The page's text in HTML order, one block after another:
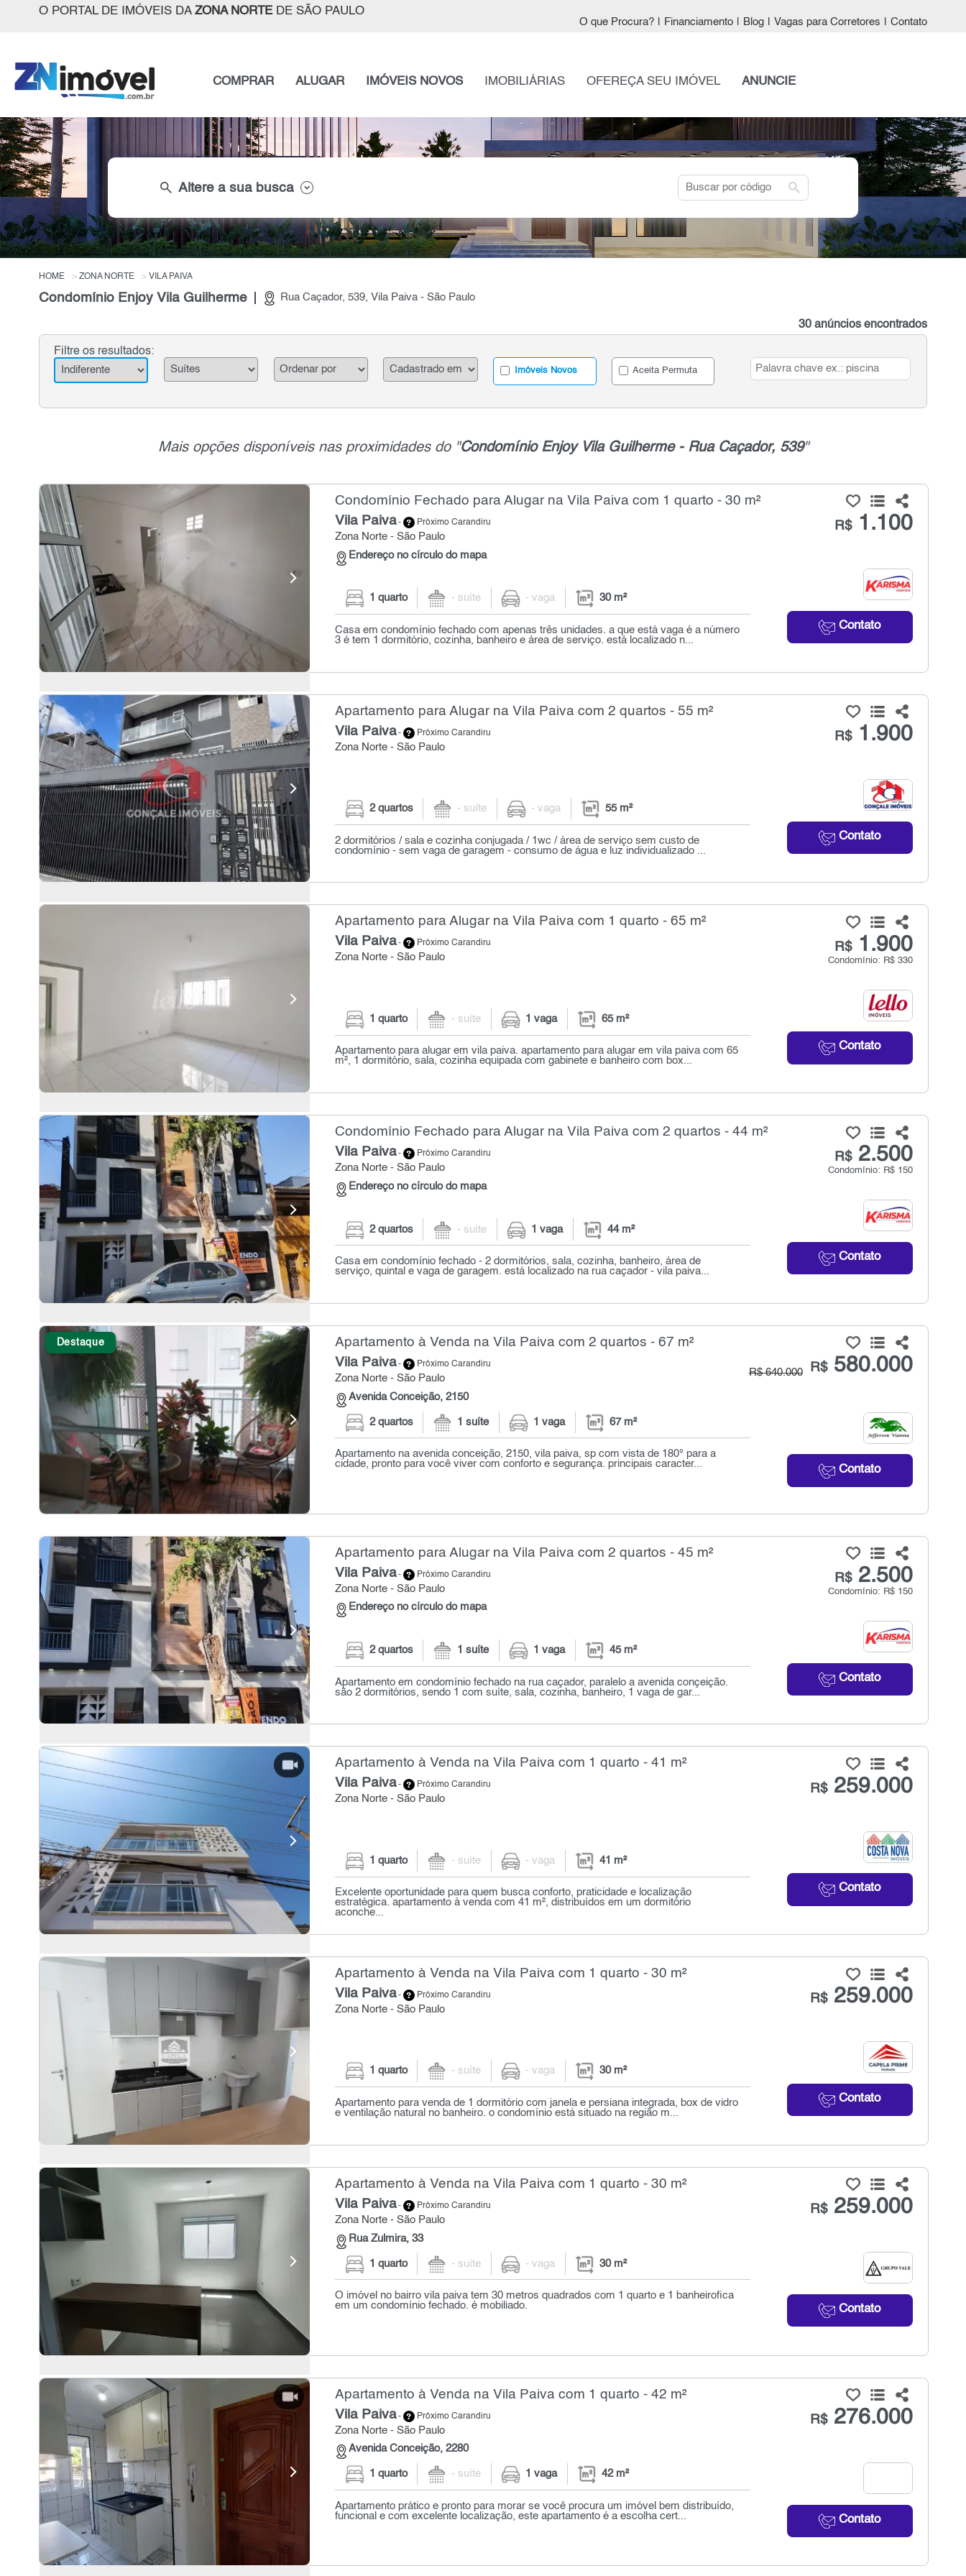
O PORTAL DE IMÓVEIS DA ZONA NORTEDE SÃO PAULO
O que Procura? Financiamento Blog Vagas para Corretores Contato
COMPRAR ALUGAR IMÓVEIS NOVOS IMOBILIÁRIAS OFEREÇA SEU IMÓVEL ANUNCIE
search Altere a sua busca search
HOME ZONA NORTE VILA PAIVA
Condomínio Enjoy Vila Guilherme Rua Caçador, 539, Vila Paiva - São Paulo
30 anúncios encontrados
Filtre os resultados:
Imóveis Novos Aceita Permuta
Mais opções disponíveis nas proximidades do "Condomínio Enjoy Vila Guilherme - Rua Caçador, 539"
Condomínio Fechado para Alugar na Vila Paiva com 1 quarto - 30 m²
Vila Paiva- Próximo Carandiru
Zona Norte - São Paulo
Endereço no círculo do mapa
R$1.100
Contato
1 quarto - suíte - vaga 30 m²
Casa em condomínio fechado com apenas três unidades. a que está vaga é a número
3 é tem 1 dormitório, cozinha, banheiro e área de serviço. está localizado n...
Apartamento para Alugar na Vila Paiva com 2 quartos - 55 m²
Vila Paiva- Próximo Carandiru
Zona Norte - São Paulo
R$1.900
Contato
2 quartos - suíte - vaga 55 m²
2 dormitórios / sala e cozinha conjugada / 1wc / área de serviço sem custo de
condomínio - sem vaga de garagem - consumo de água e luz individualizado ...
Apartamento para Alugar na Vila Paiva com 1 quarto - 65 m²
Vila Paiva- Próximo Carandiru
Zona Norte - São Paulo
R$1.900
Condomínio: R$ 330
Contato
1 quarto - suíte 1 vaga 65 m²
Apartamento para alugar em vila paiva. apartamento para alugar em vila paiva com 65
m², 1 dormitório, sala, cozinha equipada com gabinete e banheiro com box...
Condomínio Fechado para Alugar na Vila Paiva com 2 quartos - 44 m²
Vila Paiva- Próximo Carandiru
Zona Norte - São Paulo
Endereço no círculo do mapa
R$2.500
Condomínio: R$ 150
Contato
2 quartos - suíte 1 vaga 44 m²
Casa em condomínio fechado - 2 dormitórios, sala, cozinha, banheiro, área de
serviço, quintal e vaga de garagem. está localizado na rua caçador - vila paiva...
Destaque Apartamento à Venda na Vila Paiva com 2 quartos - 67 m²
Vila Paiva- Próximo Carandiru
Zona Norte - São Paulo
Avenida Conceição, 2150
R$580.000
R$ 640.000
Contato
2 quartos 1 suíte 1 vaga 67 m²
Apartamento na avenida conceição, 2150, vila paiva, sp com vista de 180° para a
cidade, pronto para você viver com conforto e segurança. principais caracter...
Apartamento para Alugar na Vila Paiva com 2 quartos - 45 m²
Vila Paiva- Próximo Carandiru
Zona Norte - São Paulo
Endereço no círculo do mapa
R$2.500
Condomínio: R$ 150
Contato
2 quartos 1 suíte 1 vaga 45 m²
Apartamento em condomínio fechado na rua caçador, paralelo a avenida conçeição.
são 2 dormitórios, sendo 1 com suíte, sala, cozinha, banheiro, 1 vaga de gar...
Apartamento à Venda na Vila Paiva com 1 quarto - 41 m²
Vila Paiva- Próximo Carandiru
Zona Norte - São Paulo
R$259.000
Contato
1 quarto - suíte - vaga 41 m²
Excelente oportunidade para quem busca conforto, praticidade e localização
estratégica. apartamento à venda com 41 m², distribuídos em um dormitório
aconche...
Apartamento à Venda na Vila Paiva com 1 quarto - 30 m²
Vila Paiva- Próximo Carandiru
Zona Norte - São Paulo
R$259.000
Contato
1 quarto - suíte - vaga 30 m²
Apartamento para venda de 1 dormitório com janela e persiana integrada, box de vidro
e ventilação natural no banheiro. o condomínio está situado na região m...
Apartamento à Venda na Vila Paiva com 1 quarto - 30 m²
Vila Paiva- Próximo Carandiru
Zona Norte - São Paulo
Rua Zulmira, 33
R$259.000
Contato
1 quarto - suíte - vaga 30 m²
O imóvel no bairro vila paiva tem 30 metros quadrados com 1 quarto e 1 banheirofica
em um condomínio fechado. é mobiliado.
Apartamento à Venda na Vila Paiva com 1 quarto - 42 m²
Vila Paiva- Próximo Carandiru
Zona Norte - São Paulo
Avenida Conceição, 2280
R$276.000
Contato
1 quarto - suíte 1 vaga 42 m²
Apartamento prático e pronto para morar se você procura um imóvel bem distribuído,
funcional e com excelente localização, este apartamento é a escolha cert...